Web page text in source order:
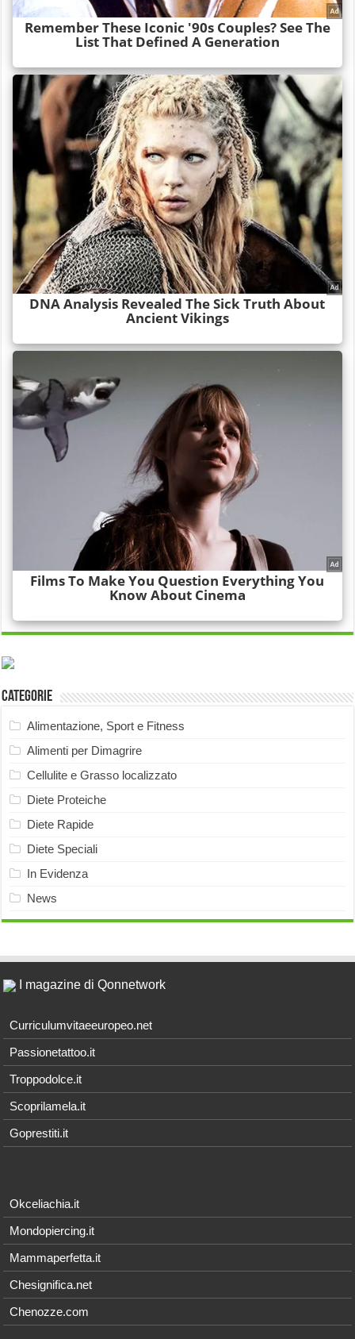
Categorie
Alimentazione, Sport e Fitness
Alimenti per Dimagrire
Cellulite e Grasso localizzato
Diete Proteiche
Diete Rapide
Diete Speciali
In Evidenza
News
I magazine di Qonnetwork
Curriculumvitaeeuropeo.net
Passionetattoo.it
Troppodolce.it
Scoprilamela.it
Goprestiti.it
Okceliachia.it
Mondopiercing.it
Mammaperfetta.it
Chesignifica.net
Chenozze.com